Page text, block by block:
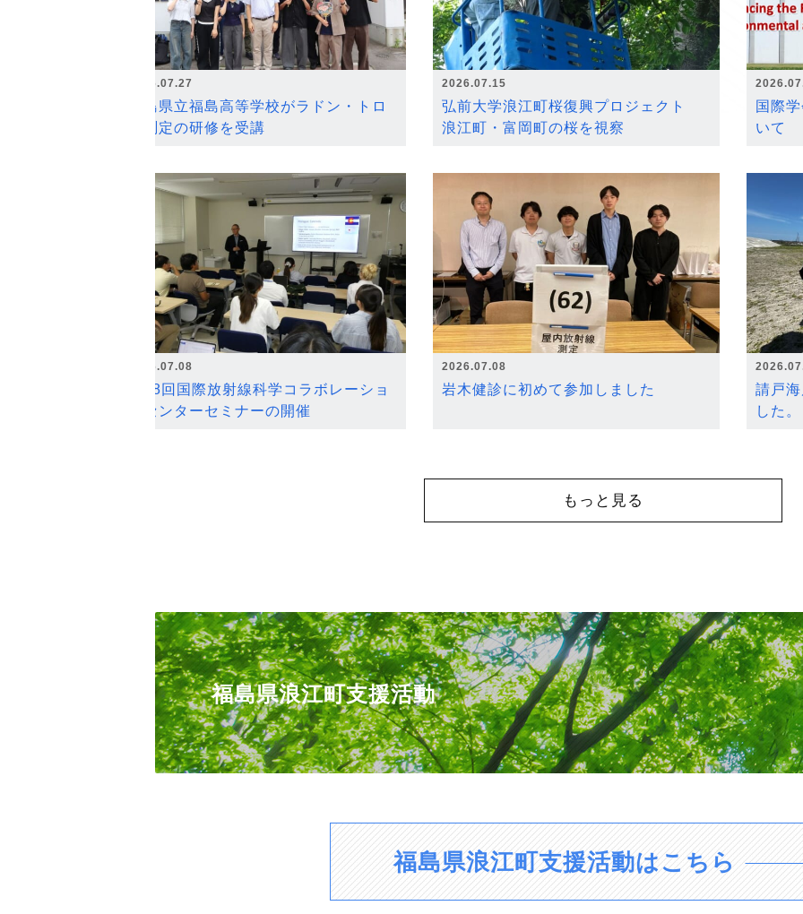
2026.07.27
福島県立福島高等学校がラドン・トロ
ン測定の研修を受講
2026.07.15
弘前大学浪江町桜復興プロジェクト
浪江町・富岡町の桜を視察
国際
いて
2026.07.08
第18回国際放射線科学コラボレーショ
ンセンターセミナーの開催
2026.07.08
岩木健診に初めて参加しました
請戸
した。
もっと見る
福島県浪江町支援活動
福島県浪江町支援活動はこちら